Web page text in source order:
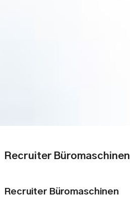
Recruiter Büromaschinen
Recruiter Büromaschinen